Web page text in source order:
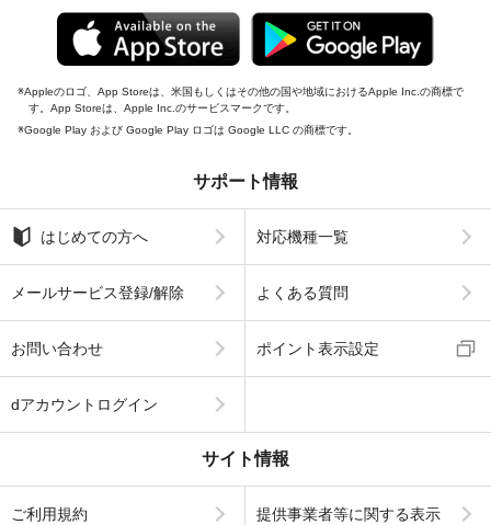
Appleのロゴ、App Storeは、米国もしくはその他の国や地域におけるApple Inc.の商標で
す。App Storeは、Apple Inc.のサービスマークです。
Google Play および Google Play ロゴは Google LLC の商標です。
サポート情報
はじめての方へ 対応機種一覧
メールサービス登録/解除 よくある質問
お問い合わせ ポイント表示設定
dアカウントログイン
サイト情報
ご利用規約 提供事業者等に関する表示